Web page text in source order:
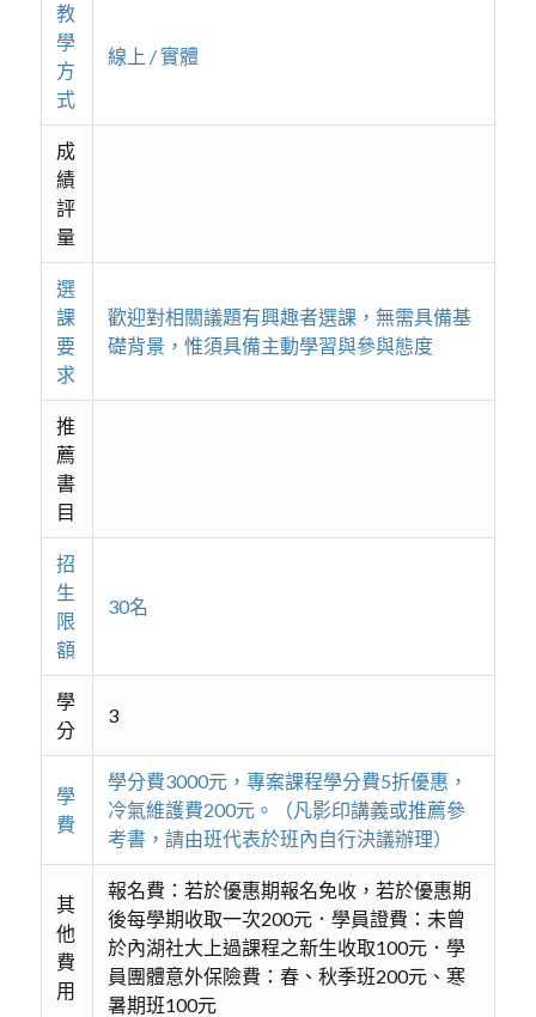
教
學
方
式
線上 / 實體
成
績
評
量
選
課
要
求
歡迎對相關議題有興趣者選課，無需具備基
礎背景，惟須具備主動學習與參與態度
推
薦
書
目
招
生
限
額
30名
學
分
3
學
費
學分費3000元，專案課程學分費5折優惠，
冷氣維護費200元。（凡影印講義或推薦參
考書，請由班代表於班內自行決議辦理）
其
他
費
用
報名費：若於優惠期報名免收，若於優惠期
後每學期收取一次200元．學員證費：未曾
於內湖社大上過課程之新生收取100元．學
員團體意外保險費：春、秋季班200元、寒
暑期班100元